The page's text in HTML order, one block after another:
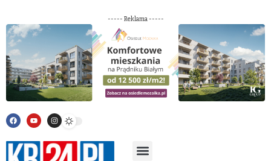
----- Reklama -----